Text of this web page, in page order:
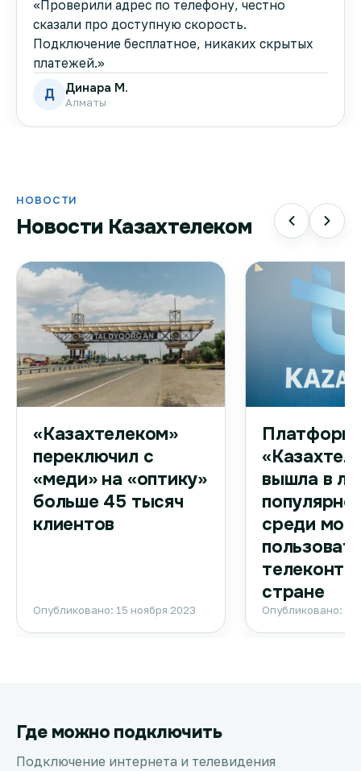
«Проверили адрес по телефону, честно
сказали про доступную скорость.
Подключение бесплатное, никаких скрытых
платежей.»
Д Динара М.
Алматы
НОВОСТИ
Новости Казахтелеком
«Казахтелеком»
переключил с
«меди» на «оптику»
больше 45 тысяч
клиентов
Опубликовано: 15 ноября 2023
вышла в
среди
стране
Опубликовано: 15
Где можно подключить
Подключение интернета и телевидения